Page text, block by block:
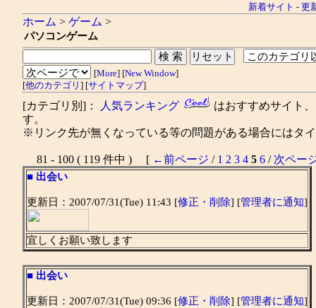
新着サイト - 更
ホーム > ゲーム >
パソコンゲーム
[More] [New Window]
[他のカテゴリ ] [サイトマップ]
[カテゴリ別]： 人気ランキング
はおすすめサイト
す。
※リンク先が無くなっている等の問題がある場合にはタ
81 - 100 ( 119 件中 ) [ ←前ページ / 1 2 3 4 5 6 / 次ペー
■ 出会い
更新日：2007/07/31(Tue) 11:43 [修正・削除] [管理者に通知]
宜しくお願い致します
■ 出会い
更新日：2007/07/31(Tue) 09:36 [修正・削除] [管理者に通知]